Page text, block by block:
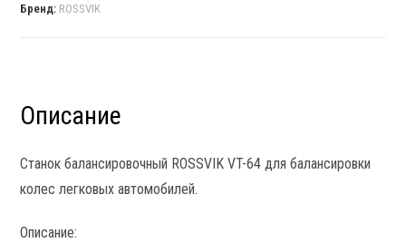
Бренд: ROSSVIK
Описание
Станок балансировочный ROSSVIK VT-64 для балансировки
колес легковых автомобилей.
Описание: